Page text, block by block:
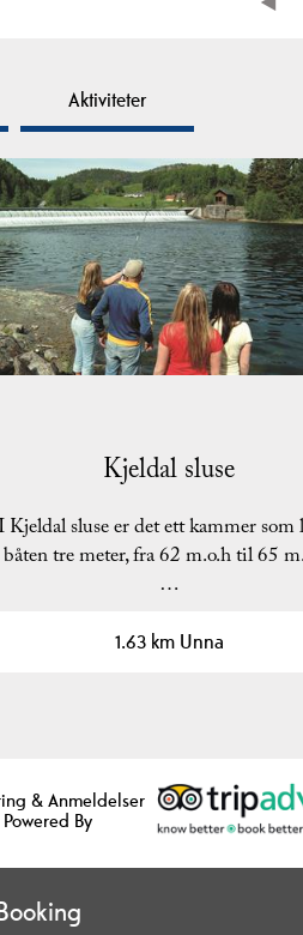
Aktiviteter
Kjeldal sluse
Kjeldal sluse er det ett kammer som
båten tre meter, fra 62 m.o.h til 65
…
1.63 km Unna
& Anmeldelser
Powered By